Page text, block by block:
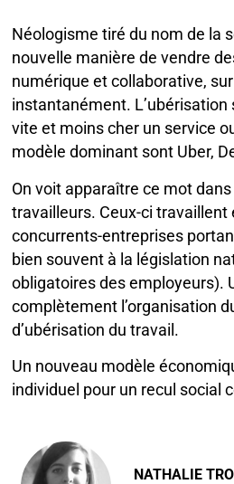
Néologisme tiré du nom de la
nouvelle manière de vendre
numérique et collaborative,
instantanément. L’ubérisation
vite et moins cher un service
modèle dominant sont Uber,
On voit apparaître ce mot
travailleurs. Ceux-ci travaillent
concurrents-entreprises
bien souvent à la législation
obligatoires des employeurs).
complètement l’organisation
d’ubérisation du travail.
Un nouveau modèle
individuel pour un recul social
NATHALIE